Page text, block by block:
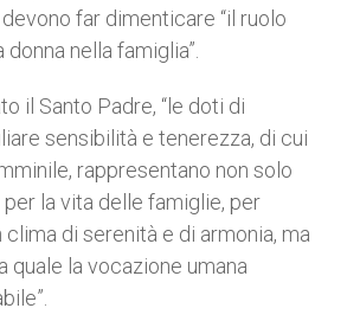
devono far dimenticare “il ruolo
nella famiglia”.
il Santo Padre, “le doti di
sensibilità e tenerezza, di cui
rappresentano non solo
per la vita delle famiglie, per
clima di serenità e di armonia, ma
quale la vocazione umana